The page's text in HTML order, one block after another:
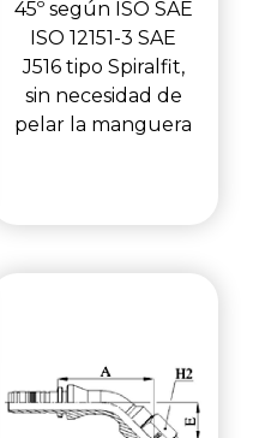
45º según ISO SAE
ISO 12151-3 SAE
J516 tipo Spiralfit,
sin necesidad de
pelar la manguera